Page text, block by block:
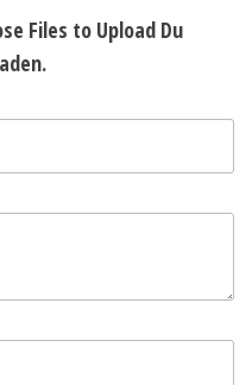
Files to Upload Du